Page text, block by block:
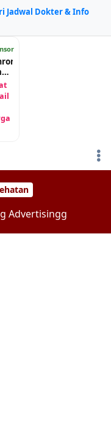
Jadwal Dokter & Info
Advertisingg